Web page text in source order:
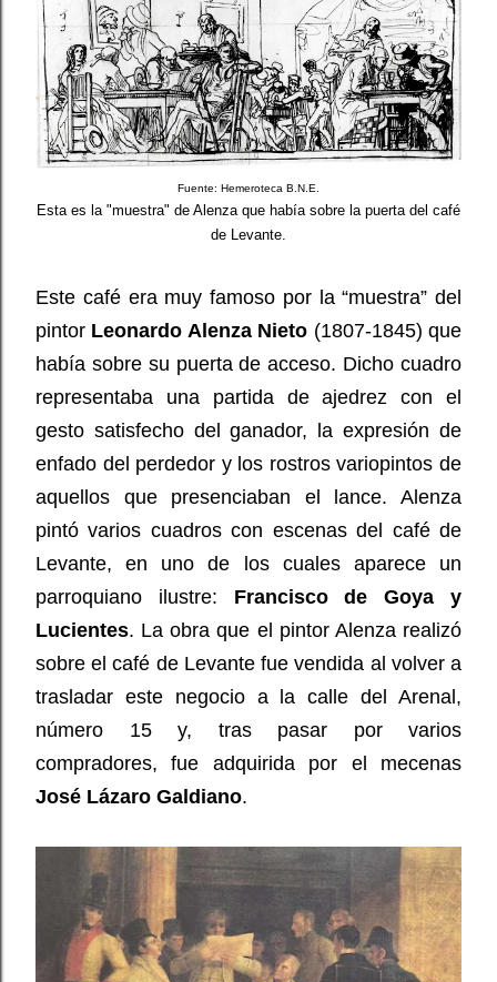
Fuente: Hemeroteca B.N.E.
Esta es la "muestra" de Alenza que había sobre la puerta del café
de Levante.
Este café era muy famoso por la “muestra” del
pintor Leonardo Alenza Nieto (1807-1845) que
había sobre su puerta de acceso. Dicho cuadro
representaba una partida de ajedrez con el
gesto satisfecho del ganador, la expresión de
enfado del perdedor y los rostros variopintos de
aquellos que presenciaban el lance. Alenza
pintó varios cuadros con escenas del café de
Levante, en uno de los cuales aparece un
parroquiano ilustre: Francisco de Goya y
Lucientes. La obra que el pintor Alenza realizó
sobre el café de Levante fue vendida al volver a
trasladar este negocio a la calle del Arenal,
número 15 y, tras pasar por varios
compradores, fue adquirida por el mecenas
José Lázaro Galdiano.